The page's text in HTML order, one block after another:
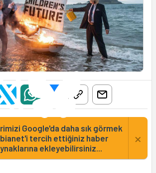
Google'da daha sık görmek
tercih ettiğiniz haber
ekleyebilirsiniz...
×